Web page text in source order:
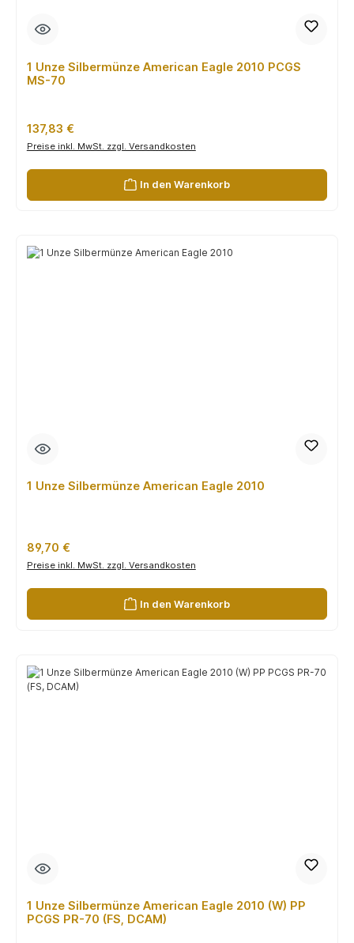
1 Unze Silbermünze American Eagle 2010 PCGS
MS-70
Regulärer Preis:
137,83 €
Preise inkl. MwSt. zzgl. Versandkosten
In den Warenkorb
1 Unze Silbermünze American Eagle 2010
Regulärer Preis:
89,70 €
Preise inkl. MwSt. zzgl. Versandkosten
In den Warenkorb
1 Unze Silbermünze American Eagle 2010 (W) PP
PCGS PR-70 (FS, DCAM)